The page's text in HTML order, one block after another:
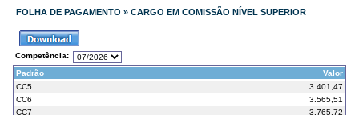
-
tabelas
de
referência